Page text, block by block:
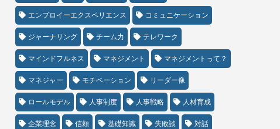
エンプロイーエクスペリエンス コミュニケーション
ジャーナリング チーム力 テレワーク
マインドフルネス マネジメント マネジメントって？
マネジャー モチベーション リーダー像
ロールモデル 人事制度 人事戦略 人材育成
企業理念 信頼 基礎知識 失敗談 対話